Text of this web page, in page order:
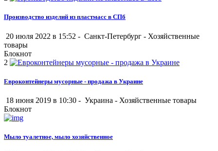
Производство изделий из пластмасс в СПб
20 июля 2022 в 15:52 - Санкт-Петербург - Хозяйственные
товары
Блокнот
2
Евроконтейнеры мусорные - продажа в Украине
18 июня 2019 в 10:30 - Украина - Хозяйственные товары
Блокнот
Мыло туалетное, мыло хозяйственное